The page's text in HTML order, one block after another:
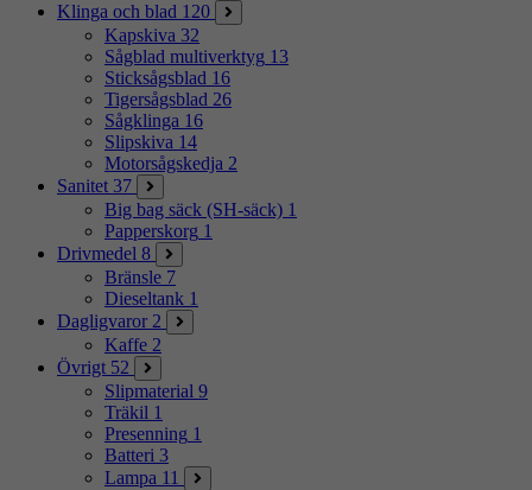
Klinga och blad 120
Kapskiva 32
Sågblad multiverktyg 13
Sticksågsblad 16
Tigersågsblad 26
Sågklinga 16
Slipskiva 14
Motorsågskedja 2
Sanitet 37
Big bag säck (SH-säck) 1
Papperskorg 1
Drivmedel 8
Bränsle 7
Dieseltank 1
Dagligvaror 2
Kaffe 2
Övrigt 52
Slipmaterial 9
Träkil 1
Presenning 1
Batteri 3
Lampa 11